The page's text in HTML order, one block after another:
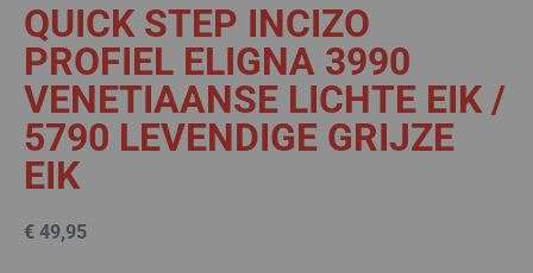
QUICK STEP INCIZO
PROFIEL ELIGNA 3990
VENETIAANSE LICHTE EIK /
5790 LEVENDIGE GRIJZE
EIK
€ 49,95